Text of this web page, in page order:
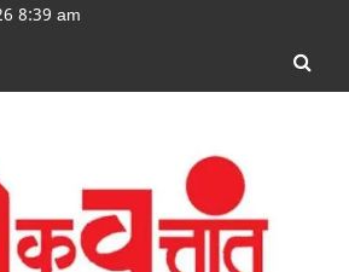
8:39 am